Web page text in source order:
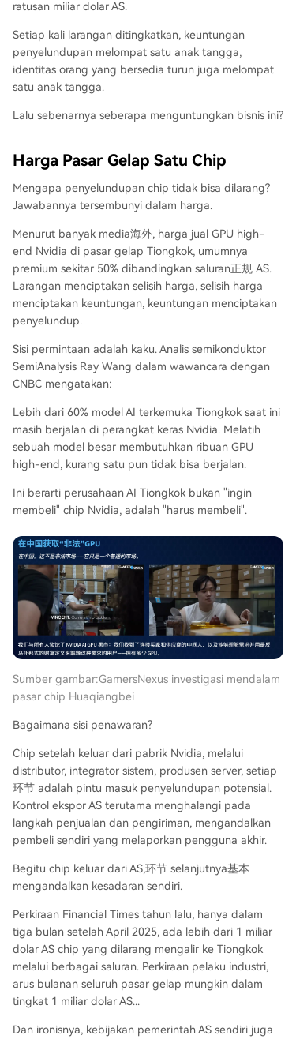
ratusan miliar dolar AS.
Setiap kali larangan ditingkatkan, keuntungan
penyelundupan melompat satu anak tangga,
identitas orang yang bersedia turun juga melompat
satu anak tangga.
Lalu sebenarnya seberapa menguntungkan bisnis ini?
Harga Pasar Gelap Satu Chip
Mengapa penyelundupan chip tidak bisa dilarang?
Jawabannya tersembunyi dalam harga.
Menurut banyak media海外, harga jual GPU high-
end Nvidia di pasar gelap Tiongkok, umumnya
premium sekitar 50% dibandingkan saluran正规 AS.
Larangan menciptakan selisih harga, selisih harga
menciptakan keuntungan, keuntungan menciptakan
penyelundup.
Sisi permintaan adalah kaku. Analis semikonduktor
SemiAnalysis Ray Wang dalam wawancara dengan
CNBC mengatakan:
Lebih dari 60% model AI terkemuka Tiongkok saat ini
masih berjalan di perangkat keras Nvidia. Melatih
sebuah model besar membutuhkan ribuan GPU
high-end, kurang satu pun tidak bisa berjalan.
Ini berarti perusahaan AI Tiongkok bukan "ingin
membeli" chip Nvidia, adalah "harus membeli".
Sumber gambar:GamersNexus investigasi mendalam
pasar chip Huaqiangbei
Bagaimana sisi penawaran?
Chip setelah keluar dari pabrik Nvidia, melalui
distributor, integrator sistem, produsen server, setiap
环节 adalah pintu masuk penyelundupan potensial.
Kontrol ekspor AS terutama menghalangi pada
langkah penjualan dan pengiriman, mengandalkan
pembeli sendiri yang melaporkan pengguna akhir.
Begitu chip keluar dari AS,环节 selanjutnya基本
mengandalkan kesadaran sendiri.
Perkiraan Financial Times tahun lalu, hanya dalam
tiga bulan setelah April 2025, ada lebih dari 1 miliar
dolar AS chip yang dilarang mengalir ke Tiongkok
melalui berbagai saluran. Perkiraan pelaku industri,
arus bulanan seluruh pasar gelap mungkin dalam
tingkat 1 miliar dolar AS...
Dan ironisnya, kebijakan pemerintah AS sendiri juga